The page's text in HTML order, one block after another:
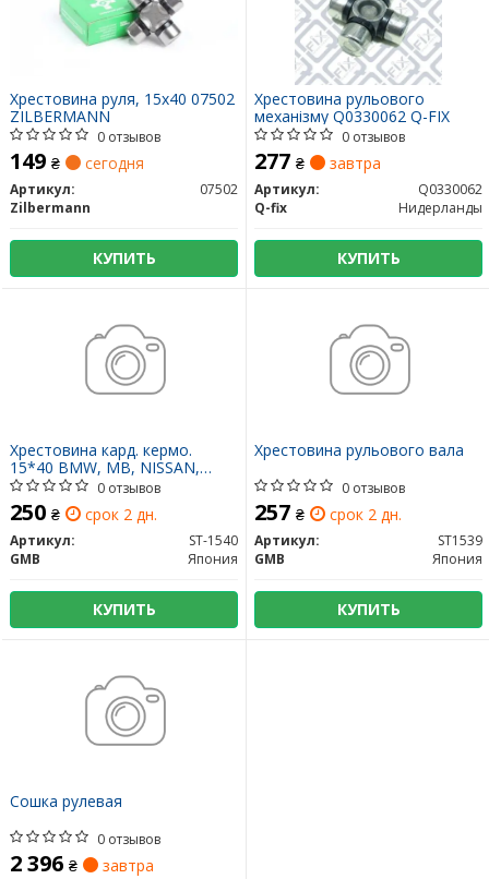
Хрестовина руля, 15x40 07502
ZILBERMANN
0 отзывов
149 ₴ сегодня
Артикул:
07502
Zilbermann
КУПИТЬ
Хрестовина рульового
механізму Q0330062 Q-FIX
0 отзывов
277 ₴ завтра
Артикул:
Q0330062
Q-fix
Нидерланды
КУПИТЬ
Хрестовина кард. кермо.
15*40 BMW, MB, NISSAN,
MITSUBISHI, RENAULT (вир-во
GMB)
0 отзывов
250 ₴ срок 2 дн.
Артикул:
ST-1540
GMB
Япония
КУПИТЬ
Хрестовина рульового вала
0 отзывов
257 ₴ срок 2 дн.
Артикул:
ST1539
GMB
Япония
КУПИТЬ
Сошка рулевая
0 отзывов
2 396 ₴ завтра